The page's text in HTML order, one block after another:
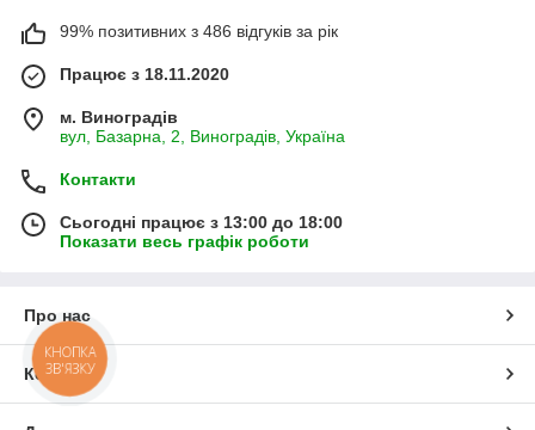
99% позитивних з 486 відгуків за рік
Працює з 18.11.2020
м. Виноградів
вул, Базарна, 2, Виноградів, Україна
Контакти
Сьогодні працює з 13:00 до 18:00
Показати весь графік роботи
Про нас
Контакти
КНОПКА
ЗВ'ЯЗКУ